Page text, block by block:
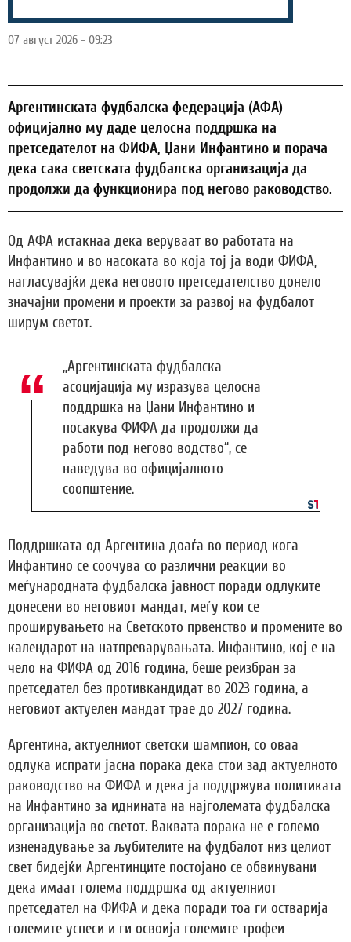
07 август 2026 - 09:23
Аргентинската фудбалска федерација (АФА)
официјално му даде целосна поддршка на
претседателот на ФИФА, Џани Инфантино и порача
дека сака светската фудбалска организација да
продолжи да функционира под негово раководство.
Од АФА истакнаа дека веруваат во работата на
Инфантино и во насоката во која тој ја води ФИФА,
нагласувајќи дека неговото претседателство донело
значајни промени и проекти за развој на фудбалот
ширум светот.
„Аргентинската фудбалска
асоцијација му изразува целосна
поддршка на Џани Инфантино и
посакува ФИФА да продолжи да
работи под негово водство“, се
наведува во официјалното
соопштение.
Поддршката од Аргентина доаѓа во период кога
Инфантино се соочува со различни реакции во
меѓународната фудбалска јавност поради одлуките
донесени во неговиот мандат, меѓу кои се
проширувањето на Светското првенство и промените во
календарот на натпреварувањата. Инфантино, кој е на
чело на ФИФА од 2016 година, беше реизбран за
претседател без противкандидат во 2023 година, а
неговиот актуелен мандат трае до 2027 година.
Аргентина, актуелниот светски шампион, со оваа
одлука испрати јасна порака дека стои зад актуелното
раководство на ФИФА и дека ја поддржува политиката
на Инфантино за иднината на најголемата фудбалска
организација во светот. Ваквата порака не е големо
изненадување за љубителите на фудбалот низ целиот
свет бидејќи Аргентинците постојано се обвинувани
дека имаат голема поддршка од актуелниот
претседател на ФИФА и дека поради тоа ги остварија
големите успеси и ги освоија големите трофеи